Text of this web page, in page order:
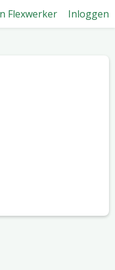
Flexwerker Inloggen